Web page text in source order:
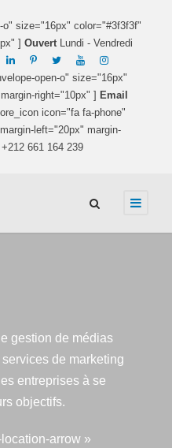
size="16px" color="#3f3f3f"
] OuvertLundi - Vendredi
open-o" size="16px"
right="10px" ] Email
icon="fa fa-phone"
left="20px" margin-
+212 661 164 239
gestion de médias
de marketing
entreprises à se
objectifs.
arrow »